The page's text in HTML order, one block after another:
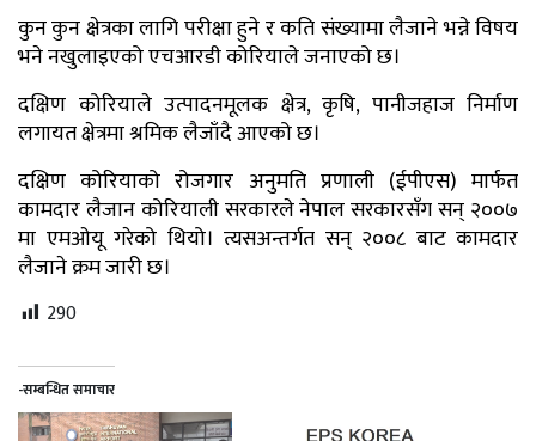
कुन कुन क्षेत्रका लागि परीक्षा हुने र कति संख्यामा लैजाने भन्ने विषय
भने नखुलाइएको एचआरडी कोरियाले जनाएको छ।
दक्षिण कोरियाले उत्पादनमूलक क्षेत्र, कृषि, पानीजहाज निर्माण
लगायत क्षेत्रमा श्रमिक लैजाँदै आएको छ।
दक्षिण कोरियाको रोजगार अनुमति प्रणाली (ईपीएस) मार्फत
कामदार लैजान कोरियाली सरकारले नेपाल सरकारसँग सन् २००७
मा एमओयू गरेको थियो। त्यसअन्तर्गत सन् २००८ बाट कामदार
लैजाने क्रम जारी छ।
290
-सम्बन्धित समाचार